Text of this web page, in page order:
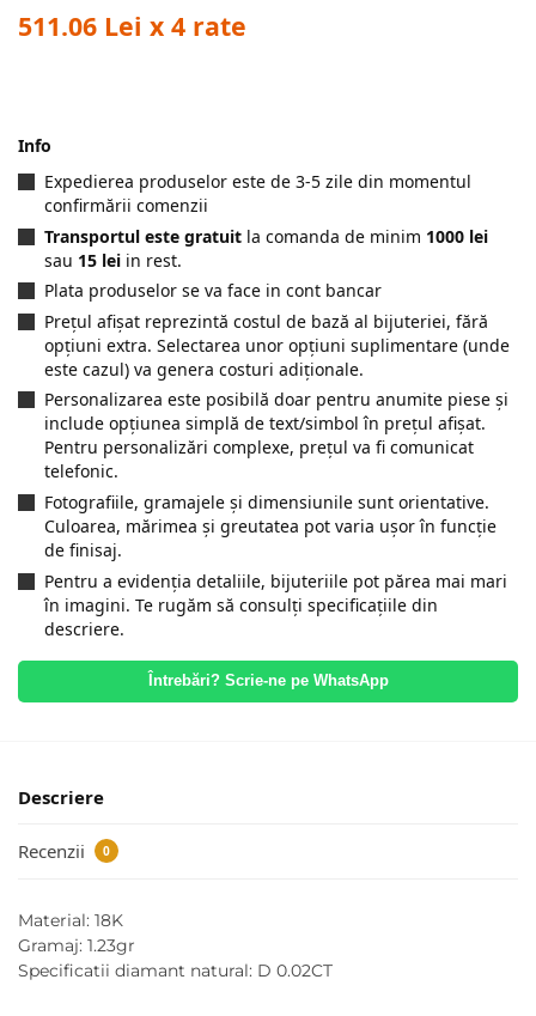
511.06 Lei x 4 rate
Info
Expedierea produselor este de 3-5 zile din momentul
confirmării comenzii
Transportul este gratuit la comanda de minim 1000 lei
sau 15 lei in rest.
Plata produselor se va face in cont bancar
Prețul afișat reprezintă costul de bază al bijuteriei, fără
opțiuni extra. Selectarea unor opțiuni suplimentare (unde
este cazul) va genera costuri adiționale.
Personalizarea este posibilă doar pentru anumite piese și
include opțiunea simplă de text/simbol în prețul afișat.
Pentru personalizări complexe, prețul va fi comunicat
telefonic.
Fotografiile, gramajele și dimensiunile sunt orientative.
Culoarea, mărimea și greutatea pot varia ușor în funcție
de finisaj.
Pentru a evidenția detaliile, bijuteriile pot părea mai mari
în imagini. Te rugăm să consulți specificațiile din
descriere.
Întrebări? Scrie-ne pe WhatsApp
Descriere
Recenzii 0
Material: 18K
Gramaj: 1.23gr
Specificatii diamant natural: D 0.02CT